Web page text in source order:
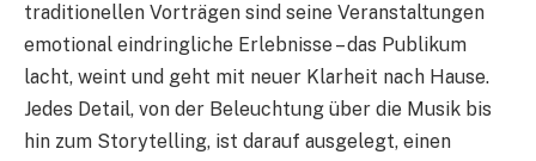
traditionellen Vorträgen sind seine Veranstaltungen
emotional eindringliche Erlebnisse – das Publikum
lacht, weint und geht mit neuer Klarheit nach Hause.
Jedes Detail, von der Beleuchtung über die Musik bis
hin zum Storytelling, ist darauf ausgelegt, einen